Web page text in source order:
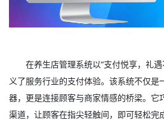
在养生店管理系统以“支付悦享，礼
义了服务行业的支付体验。该系统不仅是
器，更是连接顾客与商家情感的桥梁。它
渠道，让顾客在指尖轻触间，即可轻松完